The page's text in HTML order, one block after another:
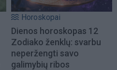
Horoskopai
Dienos horoskopas 12
Zodiako ženklų: svarbu
neperžengti savo
galimybių ribos